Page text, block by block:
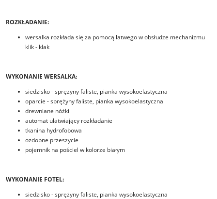
ROZKŁADANIE:
wersalka rozkłada się za pomocą łatwego w obsłudze mechanizmu
klik - klak
WYKONANIE WERSALKA:
siedzisko - sprężyny faliste, pianka wysokoelastyczna
oparcie - sprężyny faliste, pianka wysokoelastyczna
drewniane nóżki
automat ułatwiający rozkładanie
tkanina hydrofobowa
ozdobne przeszycie
pojemnik na pościel w kolorze białym
WYKONANIE FOTEL:
siedzisko - sprężyny faliste, pianka wysokoelastyczna